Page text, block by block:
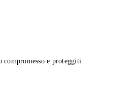
e proteggiti